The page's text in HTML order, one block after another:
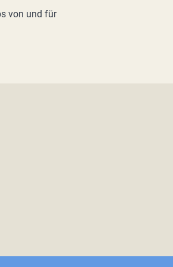
von und für